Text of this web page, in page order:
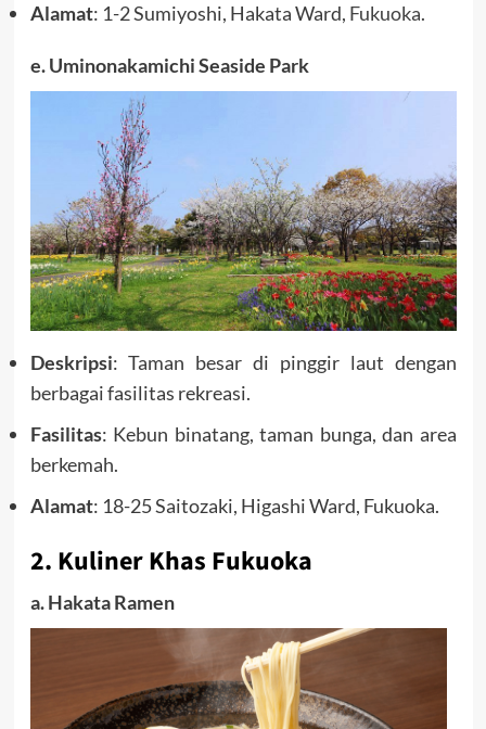
Alamat: 1-2 Sumiyoshi, Hakata Ward, Fukuoka.
e. Uminonakamichi Seaside Park
Deskripsi: Taman besar di pinggir laut dengan
berbagai fasilitas rekreasi.
Fasilitas: Kebun binatang, taman bunga, dan area
berkemah.
Alamat: 18-25 Saitozaki, Higashi Ward, Fukuoka.
2. Kuliner Khas Fukuoka
a. Hakata Ramen